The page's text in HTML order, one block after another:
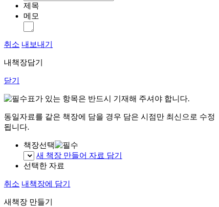
제목
메모
취소 내보내기
내책장담기
닫기
표가 있는 항목은 반드시 기재해 주셔야 합니다.
동일자료를 같은 책장에 담을 경우 담은 시점만 최신으로 수정
됩니다.
책장선택
새 책장 만들어 자료 담기
선택한 자료
취소 내책장에 담기
새책장 만들기